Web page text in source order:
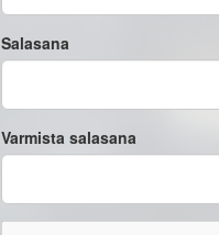
Salasana
Varmista salasana